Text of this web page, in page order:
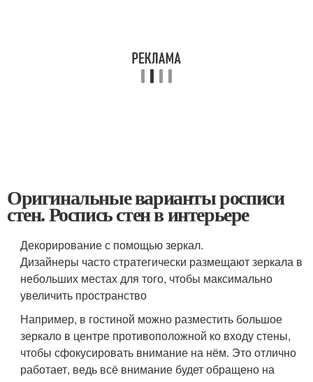
Оригинальные варианты росписи
стен. Роспись стен в интерьере
Декорирование с помощью зеркал.
Дизайнеры часто стратегически размещают зеркала в
небольших местах для того, чтобы максимально
увеличить пространство
Например, в гостиной можно разместить большое
зеркало в центре противоположной ко входу стены,
чтобы сфокусировать внимание на нём. Это отлично
работает, ведь всё внимание будет обращено на